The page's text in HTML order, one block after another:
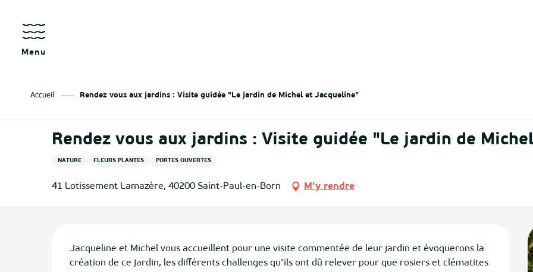
contenu
principal
Menu
Accueil Rendez vous aux jardins : Visite guidée "Le jardin de Michel et Jacqueline"
Rendez vous aux jardins : Visite guidée "Le jardin de
NATURE FLEURS PLANTES PORTES OUVERTES
41 Lotissement Lamazère, 40200 Saint-Paul-en-Born M'y rendre
Jacqueline et Michel vous accueillent pour une visite commentée de leur jardin et évoquerons la
création de ce jardin, les différents challenges qu’ils ont dû relever pour que rosiers et clématites